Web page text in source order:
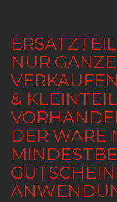
NUR
&
DER WARE